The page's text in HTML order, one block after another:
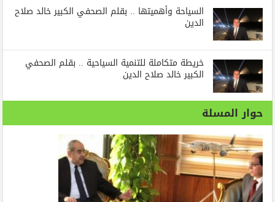
السياحة وأهميتها .. بقلم الصحفي الكبير خالد صلاح
الدين
خريطة متكاملة للتنمية السياحية .. بقلم الصحفي
الكبير خالد صلاح الدين
حوار المسلة